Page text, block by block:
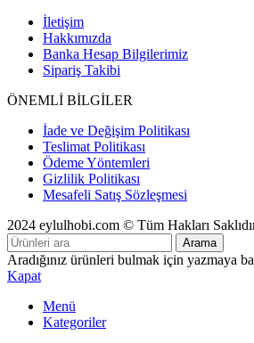
İletişim
Hakkımızda
Banka Hesap Bilgilerimiz
Sipariş Takibi
ÖNEMLİ BİLGİLER
İade ve Değişim Politikası
Teslimat Politikası
Ödeme Yöntemleri
Gizlilik Politikası
Mesafeli Satış Sözleşmesi
2024 eylulhobi.com © Tüm Hakları
Arama
Aradığınız ürünleri bulmak için yazmaya
Kapat
Menü
Kategoriler